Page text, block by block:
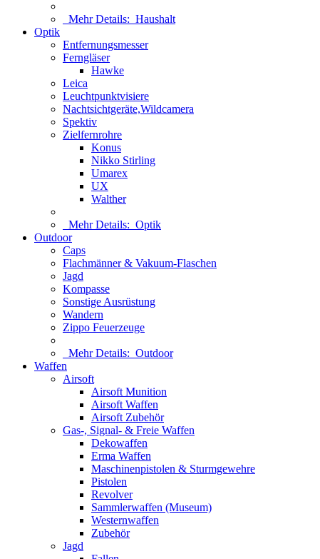
Mehr Details: Haushalt
Optik
Entfernungsmesser
Ferngläser
Hawke
Leica
Leuchtpunktvisiere
Nachtsichtgeräte,Wildcamera
Spektiv
Zielfernrohre
Konus
Nikko Stirling
Umarex
UX
Walther
Mehr Details: Optik
Outdoor
Caps
Flachmänner & Vakuum-Flaschen
Jagd
Kompasse
Sonstige Ausrüstung
Wandern
Zippo Feuerzeuge
Mehr Details: Outdoor
Waffen
Airsoft
Airsoft Munition
Airsoft Waffen
Airsoft Zubehör
Gas-, Signal- & Freie Waffen
Dekowaffen
Erma Waffen
Maschinenpistolen & Sturmgewehre
Pistolen
Revolver
Sammlerwaffen (Museum)
Westernwaffen
Zubehör
Jagd